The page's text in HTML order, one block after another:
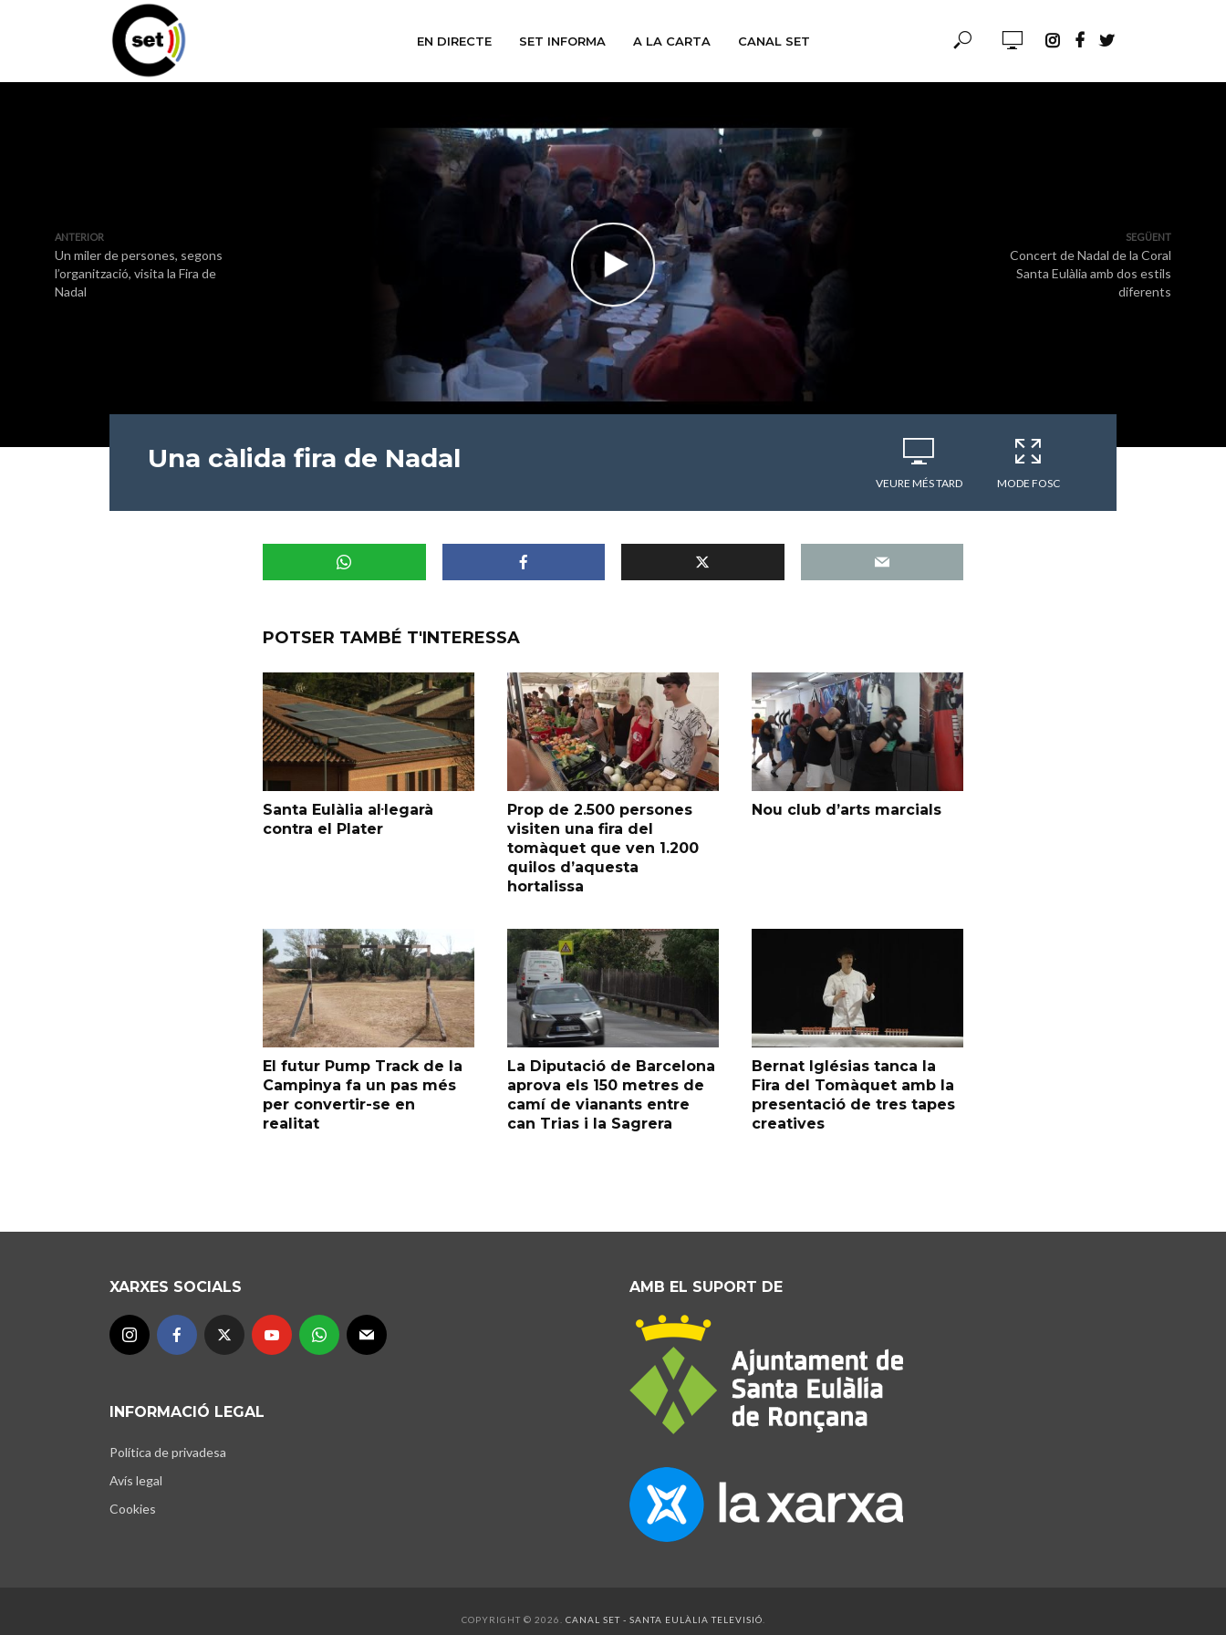
EN DIRECTE SET INFORMA A LA CARTA CANAL SET
ANTERIOR
Un miler de persones, segons
l’organització, visita la Fira de
Nadal
SEGÜENT
Concert de Nadal de la Coral
Santa Eulàlia amb dos estils
diferents
Una càlida fira de Nadal
VEURE MÉS TARD MODE FOSC
POTSER TAMBÉ T'INTERESSA
Santa Eulàlia al·legarà
contra el Plater
Prop de 2.500 persones
visiten una fira del
tomàquet que ven 1.200
quilos d’aquesta
hortalissa
Nou club d’arts marcials
El futur Pump Track de la
Campinya fa un pas més
per convertir-se en
realitat
La Diputació de Barcelona
aprova els 150 metres de
camí de vianants entre
can Trias i la Sagrera
Bernat Iglésias tanca la
Fira del Tomàquet amb la
presentació de tres tapes
creatives
XARXES SOCIALS
INFORMACIÓ LEGAL
Política de privadesa
Avís legal
Cookies
AMB EL SUPORT DE
COPYRIGHT © 2026. CANAL SET - SANTA EULÀLIA TELEVISIÓ